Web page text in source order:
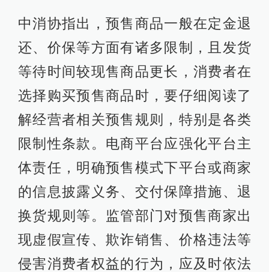
中消协指出，预售商品一般在定金退
还、价保等方面有诸多限制，且发货
等待时间较现售商品更长，消费者在
选择购买预售商品时，要仔细阅读了
解经营者相关预售规则，特别是各类
限制性条款。电商平台应强化平台主
体责任，明确预售模式下平台或商家
的信息披露义务、交付保障措施、退
换货规则等。监管部门对预售商家出
现虚假宣传、欺诈销售、价格违法等
侵害消费者权益的行为，应及时依法